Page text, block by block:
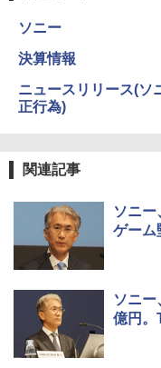
ソニー
決算情報
ニュースリリース(ソ
正行為)
関連記事
ソニー
ゲーム
ソニ
億円。